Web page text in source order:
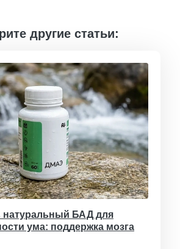
другие статьи:
натуральный БАД для
ума: поддержка мозга